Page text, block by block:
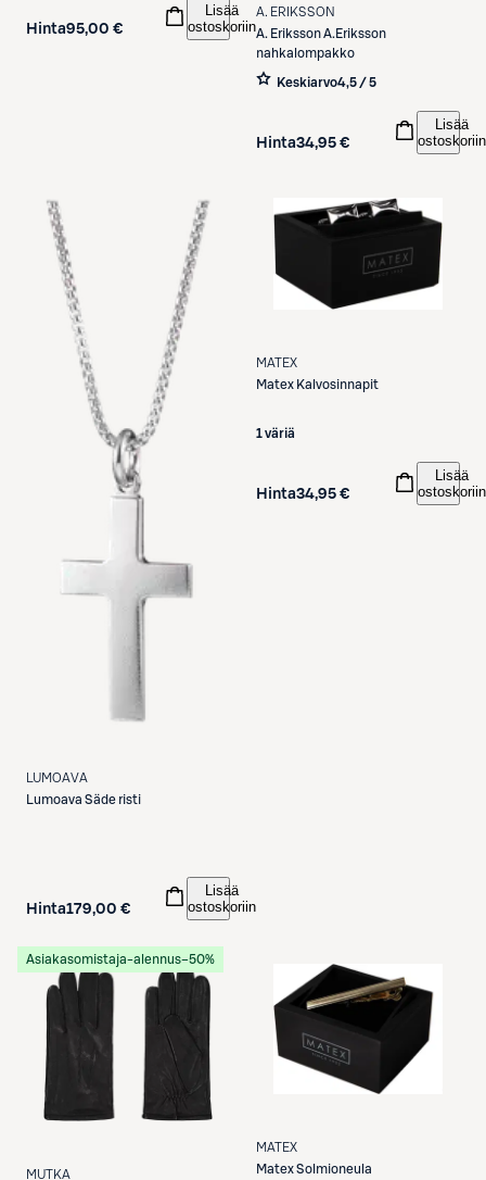
Hinta95,00 €
Lisää
ostoskoriin
A. ERIKSSON
A. ErikssonA.Eriksson
nahkalompakko
Keskiarvo4,5 / 5
Hinta34,95 €
Lisää
ostoskoriin
LUMOAVA
Lumoava Säde risti
Hinta179,00 €
Lisää
ostoskoriin
MATEX
Matex Kalvosinnapit
1 väriä
Hinta34,95 €
Lisää
ostoskoriin
Asiakasomistaja-alennus−50%
MUTKA
MATEX
MatexSolmioneula